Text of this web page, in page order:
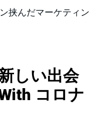
挟んだマーケティン
しい出会
コロナ